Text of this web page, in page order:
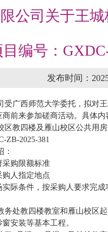
公司关于王
编号：
发布时间：
受广西师范大学委托，拟对
前来参加磋商活动。具体内
区教四楼及雁山校区公共用
ZB-2025-381
采购限额标准
购人指定地点
际条件，按采购人要求完
务处教四楼教室和雁山校区
安装等基本工程。